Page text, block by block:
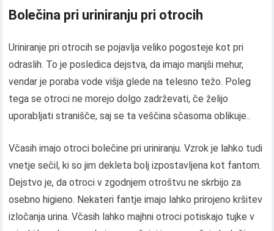
Bolečina pri uriniranju pri otrocih
Uriniranje pri otrocih se pojavlja veliko pogosteje kot pri
odraslih. To je posledica dejstva, da imajo manjši mehur,
vendar je poraba vode višja glede na telesno težo. Poleg
tega se otroci ne morejo dolgo zadrževati, če želijo
uporabljati stranišče, saj se ta veščina sčasoma oblikuje..
Včasih imajo otroci bolečine pri uriniranju. Vzrok je lahko tudi
vnetje sečil, ki so jim dekleta bolj izpostavljena kot fantom.
Dejstvo je, da otroci v zgodnjem otroštvu ne skrbijo za
osebno higieno. Nekateri fantje imajo lahko prirojeno kršitev
izločanja urina. Včasih lahko majhni otroci potiskajo tujke v